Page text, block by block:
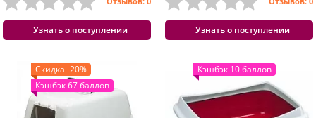
Узнать о поступлении Узнать о поступлении
Скидка -20%
Кэшбэк 67 баллов
Кэшбэк 10 баллов